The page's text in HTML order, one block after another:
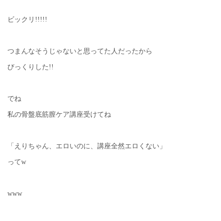
ビックリ!!!!!
つまんなそうじゃないと思ってた人だったから
びっくりした!!
でね
私の骨盤底筋膣ケア講座受けてね
「えりちゃん、エロいのに、講座全然エロくない」
ってw
www